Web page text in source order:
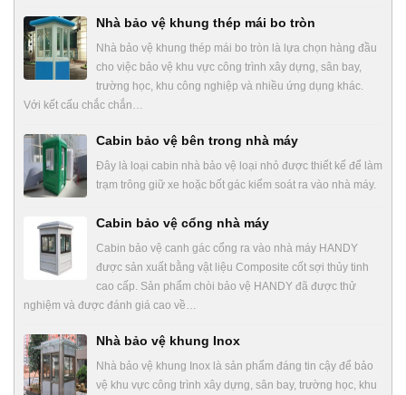
Nhà bảo vệ khung thép mái bo tròn
Nhà bảo vệ khung thép mái bo tròn là lựa chọn hàng đầu
cho việc bảo vệ khu vực công trình xây dựng, sân bay,
trường học, khu công nghiệp và nhiều ứng dụng khác.
Với kết cấu chắc chắn…
Cabin bảo vệ bên trong nhà máy
Đây là loại cabin nhà bảo vệ loại nhỏ được thiết kế để làm
trạm trông giữ xe hoặc bốt gác kiểm soát ra vào nhà máy.
Cabin bảo vệ cổng nhà máy
Cabin bảo vệ canh gác cổng ra vào nhà máy HANDY
được sản xuất bằng vật liệu Composite cốt sợi thủy tinh
cao cấp. Sản phẩm chòi bảo vệ HANDY đã được thử
nghiệm và được đánh giá cao về…
Nhà bảo vệ khung Inox
Nhà bảo vệ khung Inox là sản phẩm đáng tin cậy để bảo
vệ khu vực công trình xây dựng, sân bay, trường học, khu